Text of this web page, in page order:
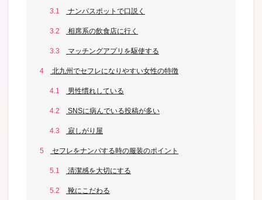
3.1 ナンパスポットで口説く
3.2 相席系の飲食店に行く
3.3 マッチングアプリを駆使する
4 北九州でセフレになりやすい女性の特徴
4.1 男性慣れしている
4.2 SNSに病んでいる投稿が多い
4.3 寂しがり屋
5 セフレをナンパする時の服装のポイント
5.1 清潔感を大切にする
5.2 靴にこだわる